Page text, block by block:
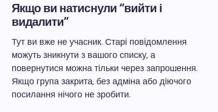
Якщо ви натиснули “вийти і
видалити”
Тут ви вже не учасник. Старі повідомлення
можуть зникнути з вашого списку, а
повернутися можна тільки через запрошення.
Якщо група закрита, без адміна або діючого
посилання нічого не зробити.